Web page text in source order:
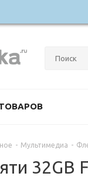
- Мультимедиа -
32GB